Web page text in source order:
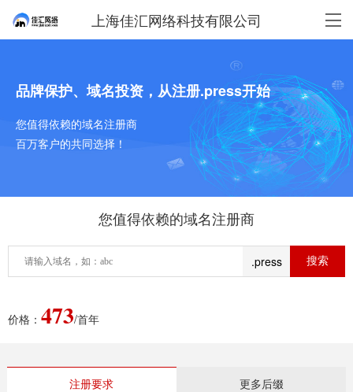
上海佳汇网络科技有限公司
品牌保护、域名投资，从注册.press开始
您值得依赖的域名注册商
百万客户的共同选择！
您值得依赖的域名注册商
.press
价格： 473/首年
注册要求 更多后缀